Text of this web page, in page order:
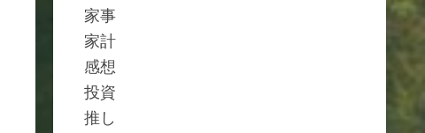
家事
家計
感想
投資
推し